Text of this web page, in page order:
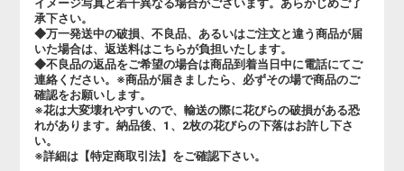
イメージ写真と若干異なる場合がございます。あらかじめご了
承下さい。
◆万一発送中の破損、不良品、あるいはご注文と違う商品が届
いた場合は、返送料はこちらが負担いたします。
◆不良品の返品をご希望の場合は商品到着当日中に電話にてご
連絡ください。※商品が届きましたら、必ずその場で商品のご
確認をお願いします。
※花は大変壊れやすいので、輸送の際に花びらの破損がある恐
れがあります。納品後、1、2枚の花びらの下落はお許し下さ
い。
※詳細は【特定商取引法】をご確認下さい。